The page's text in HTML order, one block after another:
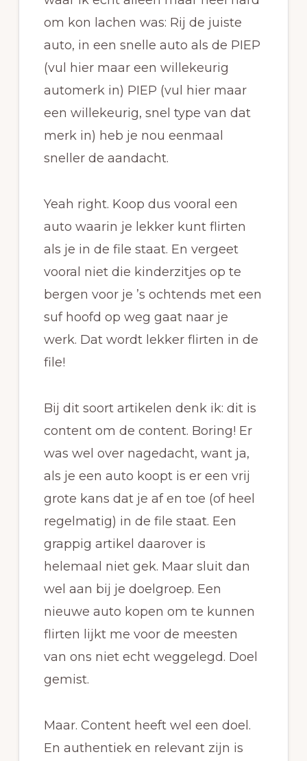
om kon lachen was: Rij de juiste
auto, in een snelle auto als de PIEP
(vul hier maar een willekeurig
automerk in) PIEP (vul hier maar
een willekeurig, snel type van dat
merk in) heb je nou eenmaal
sneller de aandacht.
Yeah right. Koop dus vooral een
auto waarin je lekker kunt flirten
als je in de file staat. En vergeet
vooral niet die kinderzitjes op te
bergen voor je ’s ochtends met een
suf hoofd op weg gaat naar je
werk. Dat wordt lekker flirten in de
file!
Bij dit soort artikelen denk ik: dit is
content om de content. Boring! Er
was wel over nagedacht, want ja,
als je een auto koopt is er een vrij
grote kans dat je af en toe (of heel
regelmatig) in de file staat. Een
grappig artikel daarover is
helemaal niet gek. Maar sluit dan
wel aan bij je doelgroep. Een
nieuwe auto kopen om te kunnen
flirten lijkt me voor de meesten
van ons niet echt weggelegd. Doel
gemist.
Maar. Content heeft wel een doel.
En authentiek en relevant zijn is